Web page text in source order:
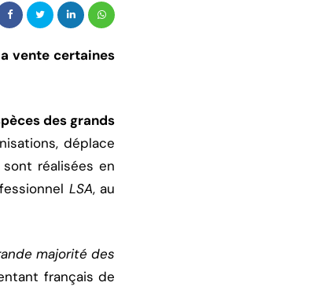
vente certaines
des grands
déplace
réalisées en
LSA, au
majorité des
français de